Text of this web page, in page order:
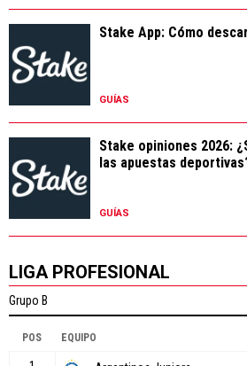
Stake App: Cómo
GUÍAS
Stake opiniones 2026:
las apuestas
GUÍAS
LIGA PROFESIONAL